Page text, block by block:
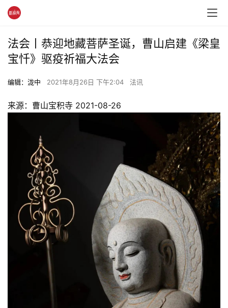
法会丨恭迎地藏菩萨圣诞，曹山启建《梁皇
宝忏》驱疫祈福大法会
编辑：泷中 2021年8月26日 下午2:04 法讯
来源：曹山宝积寺 2021-08-26